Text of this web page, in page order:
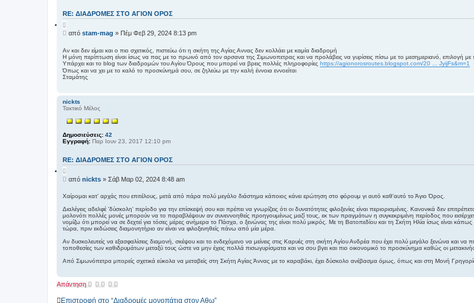
RE: ΔΙΑΔΡΟΜΕΣ ΣΤΟ ΑΓΙΟΝ ΟΡΟΣ
α
ρ
θ
ε
σ
η
Δ
μ
ο
σ
ί
σ
η
από stam-mag » Πέμ Φεβ 29, 2024 8:13 pm
Αν και δεν είμαι και ο πιο σχετικός, πιστεύω ότι η σκήτη της Αγίας Αννας δεν κολλάει με καμία διαδρομή
Η μόνη περίπτωση είναι ίσως να πας με το πρωινό από τον αρσανα της Σιμωνοπετρας και να προλάβεις να γυρίσεις πίσω με το μεσημεριανό, επιλογή
Υπάρχει και το blog των διαδρομών του Αγίου Όρους που μπορεί να βρεις πολλές πληροφορίες https://agionorosroutes.blogspot.com/20 ... JyijFs&m=1
Όπως και να χει με το καλό το προσκύνημά σου, σε ζηλεύω με την καλή έννοια εννοείται
Σταμάτης
nickts
Τακτικό Μέλος
Δημοσιεύσεις: 42
Εγγραφή: Παρ Ιουν 23, 2017 12:10 pm
RE: ΔΙΑΔΡΟΜΕΣ ΣΤΟ ΑΓΙΟΝ ΟΡΟΣ
α
ρ
θ
σ
η
Δ
μ
σ
ί
ε
σ
από nickts » Σάβ Μαρ 02, 2024 8:48 am
Χαίρομαι κατ' αρχάς που επιτέλους, μετά από πάρα πολύ μεγάλο διάστημα κάποιος κάνει ερώτηση στο φόρουμ γι αυτό καθ'αυτό το Άγιο Όρος.
Διαλέγεις αδελφέ 'δύσκολη' περίοδο για την επίσκεψή σου και πρέπει να γνωρίζεις ότι οι δυνατότητες φιλοξενίες είναι περιορισμένες. Κανονικά δεν
μολονότι πολλές μονές μπορούν να το παραβλέψουν αν συνεννοηθείς προηγουμένως μαζί τους, εκ των πραγμάτων η συγκεκριμένη περίοδος που
νομίζω ότι μπορεί να σε δεχτεί για τόσες μέρες ανήμερα το Πάσχα, ο ξενώνας της είναι πολύ μικρός. Με τη Βατοπεδίου και τη Σκήτη Ηλία ίσως είναι
τώρα, πριν εκδώσεις διαμονητήριο αν είναι να φιλοξενηθείς πάνω από μία μέρα.
Αν δυσκολευτείς να εξασφαλίσεις διαμονή, σκέψου και το ενδεχόμενο να μείνεις στις Καρυές στη σκήτη Αγίου Ανδρέα που έχει πολύ μεγάλο ξενώνα και να
τοποθεσίες των καθιδρυμάτων μεταξύ τους ώστε να μην έχεις πολλά πισωγυρίσματα και να σου βγει και πιο οικονομικό το προσκύνημα καθώς οι
Από Σιμωνόπετρα μπορείς σχετικά εύκολα να μεταβείς στη Σκήτη Αγίας Άννας με το καραβάκι, έχει δύσκολο ανέβασμα όμως, όπως και στη Μονή
Απάντηση
Επιστροφή στο “Διαδρομές μονοπάτια στον Αθω”